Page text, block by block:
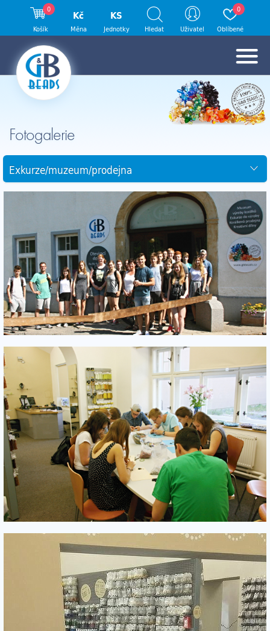
Fotogalerie
Exkurze/muzeum/prodejna
0
Košík
Kč
Měna
KS
Jednotky Hledat Uživatel
0
Oblíbené